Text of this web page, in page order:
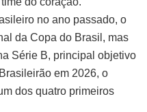
no ano passado, o
da Copa do Brasil, mas
Série B, principal objetivo
em 2026, o
dos quatro primeiros